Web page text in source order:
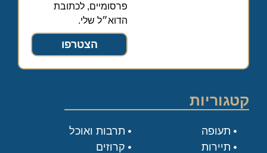
פרסומיים, לכתובת
הדוא״ל שלי.
הצטרפו
קטגוריות
תעופה
תיירות
תרבות ואוכל
קרוזים